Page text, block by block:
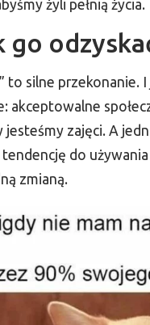
żyli pełnią życia.
go
to silne
akceptowalne
jesteśmy zajęci. A
do
zmianą.